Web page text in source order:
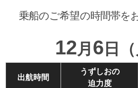
乗船のご希望の時間帯を
12月 6 日（
出航時間
うずしおの
迫力度